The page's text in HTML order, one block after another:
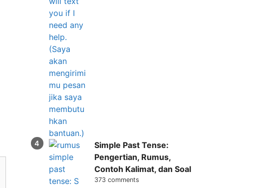
Simple Past Tense:
Pengertian, Rumus,
Contoh Kalimat, dan Soal
373 comments